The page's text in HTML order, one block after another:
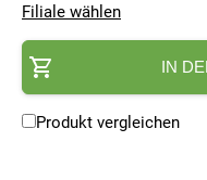
Filiale wählen
IN
Produkt vergleichen